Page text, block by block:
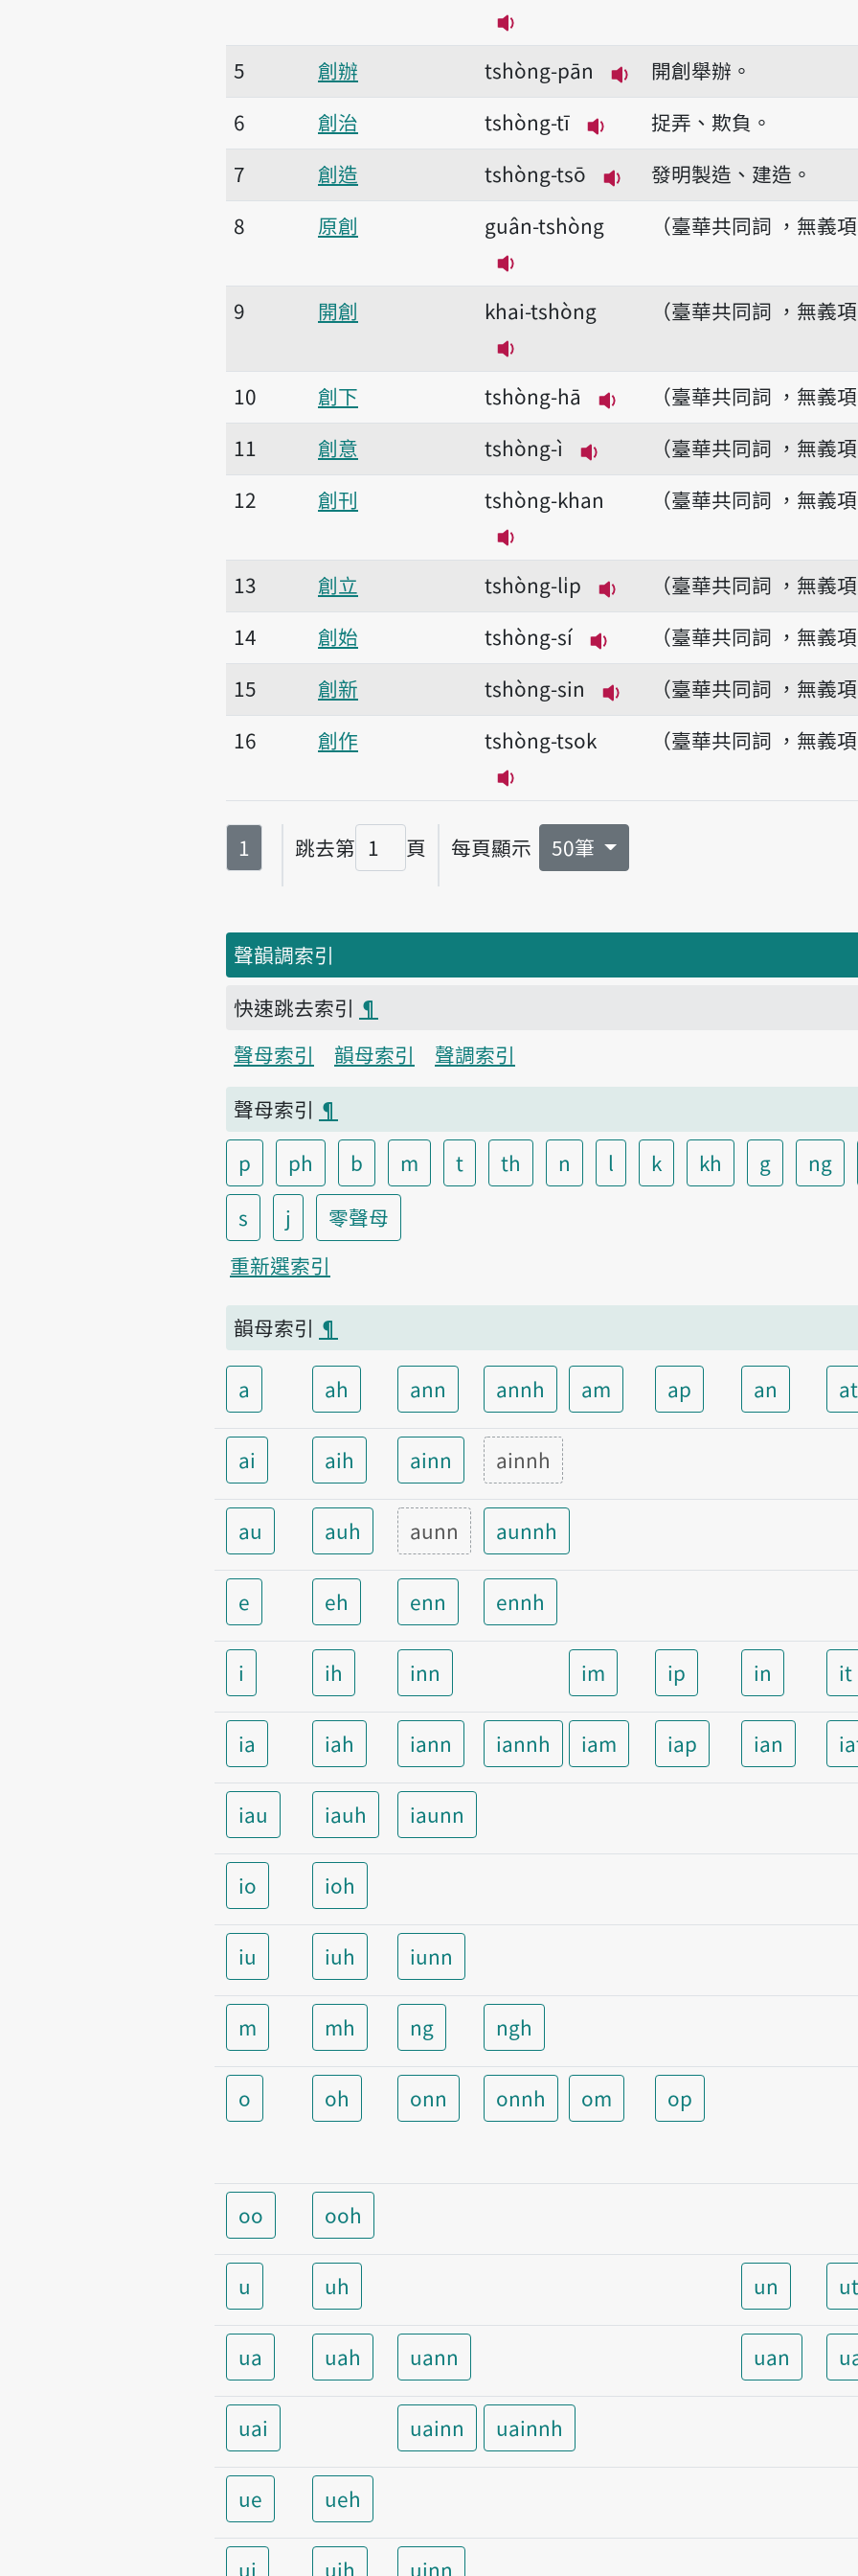
播放音讀tshòng-kíng
5 創辦
tshòng-pān
播放音讀tshòng-pān
開創舉辦。
6
創治
tshòng-tī
播放音讀tshòng-tī
捉弄、欺負。
7
創造
tshòng-tsō
播放音讀tshòng-tsō
發明製造、建造。
8
原創 guân-tshòng
播放音讀guân-tshòng
（臺華共同詞 ，無義項
9 開創 khai-tshòng
播放音讀khai-tshòng
（臺華共同詞 ，無義項
10 創下
tshòng-hā
播放音讀tshòng-hā
（臺華共同詞 ，無義項
11
創意
tshòng-ì
播放音讀tshòng-ì
（臺華共同詞 ，無義項
12
創刊 tshòng-khan
播放音讀tshòng-khan
（臺華共同詞 ，無義項
13 創立
tshòng-li̍p
播放音讀tshòng-li̍p
（臺華共同詞 ，無義項
14
創始
tshòng-sí
播放音讀tshòng-sí
（臺華共同詞 ，無義項
15
創新
tshòng-sin
播放音讀tshòng-sin
（臺華共同詞 ，無義項
16
創作 tshòng-tsok
播放音讀tshòng-tsok
（臺華共同詞 ，無義項
第
1 跳去第
頁碼
頁 每頁顯示 50筆
聲韻調索引
快速跳去索引 ¶
聲母索引
韻母索引
聲調索引
聲母索引 ¶
p
ph b m t th n l k kh g ng
s
j
零聲母
重新選索引
韻母索引 ¶
a ah ann annh am ap an at
ai aih ainn ainnh
au auh aunn aunnh
e eh enn ennh
i ih inn im ip in it
ia iah iann iannh iam iap ian
iau iauh iaunn
io ioh
iu iuh iunn
m mh ng ngh
o oh onn onnh om op
oo ooh
u uh un ut
ua uah uann uan
uai uainn uainnh
ue ueh
ui uih uinn